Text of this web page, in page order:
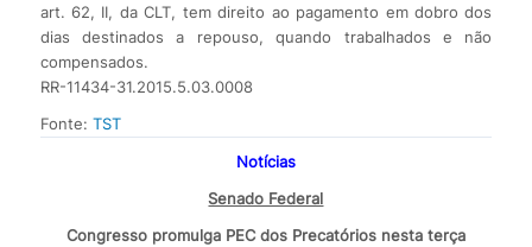
art. 62, II, da CLT, tem direito ao pagamento em dobro dos
dias destinados a repouso, quando trabalhados e não
compensados.
RR-11434-31.2015.5.03.0008
Fonte: TST
Notícias
Senado Federal
Congresso promulga PEC dos Precatórios nesta terça